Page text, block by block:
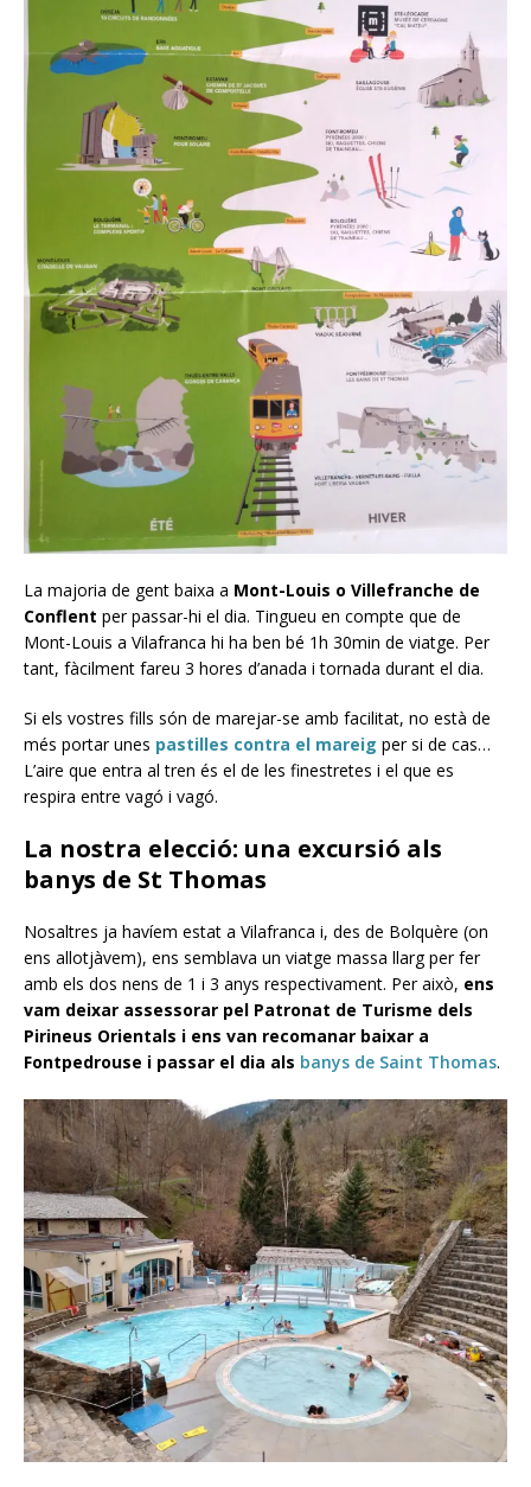
La majoria de gent baixa a Mont-Louis o Villefranche de
Conflent per passar-hi el dia. Tingueu en compte que de
Mont-Louis a Vilafranca hi ha ben bé 1h 30min de viatge. Per
tant, fàcilment fareu 3 hores d’anada i tornada durant el dia.
Si els vostres fills són de marejar-se amb facilitat, no està de
més portar unes pastilles contra el mareig per si de cas…
L’aire que entra al tren és el de les finestretes i el que es
respira entre vagó i vagó.
La nostra elecció: una excursió als
banys de St Thomas
Nosaltres ja havíem estat a Vilafranca i, des de Bolquère (on
ens allotjàvem), ens semblava un viatge massa llarg per fer
amb els dos nens de 1 i 3 anys respectivament. Per això, ens
vam deixar assessorar pel Patronat de Turisme dels
Pirineus Orientals i ens van recomanar baixar a
Fontpedrouse i passar el dia als banys de Saint Thomas.